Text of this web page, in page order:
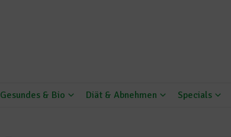
Gesundes & Bio Diät & Abnehmen Specials